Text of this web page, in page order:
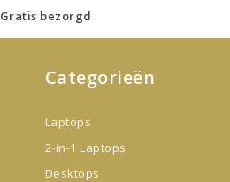
Gratis bezorgd
Categorieën
Laptops
2-in-1 Laptops
Desktops